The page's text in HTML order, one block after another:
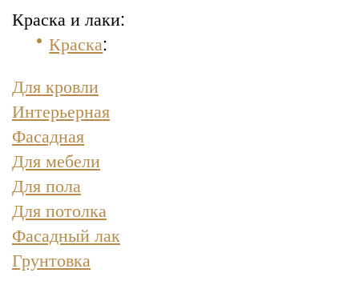
Краска и лаки:
Краска:
Для кровли
Интерьерная
Фасадная
Для мебели
Для пола
Для потолка
Фасадный лак
Грунтовка